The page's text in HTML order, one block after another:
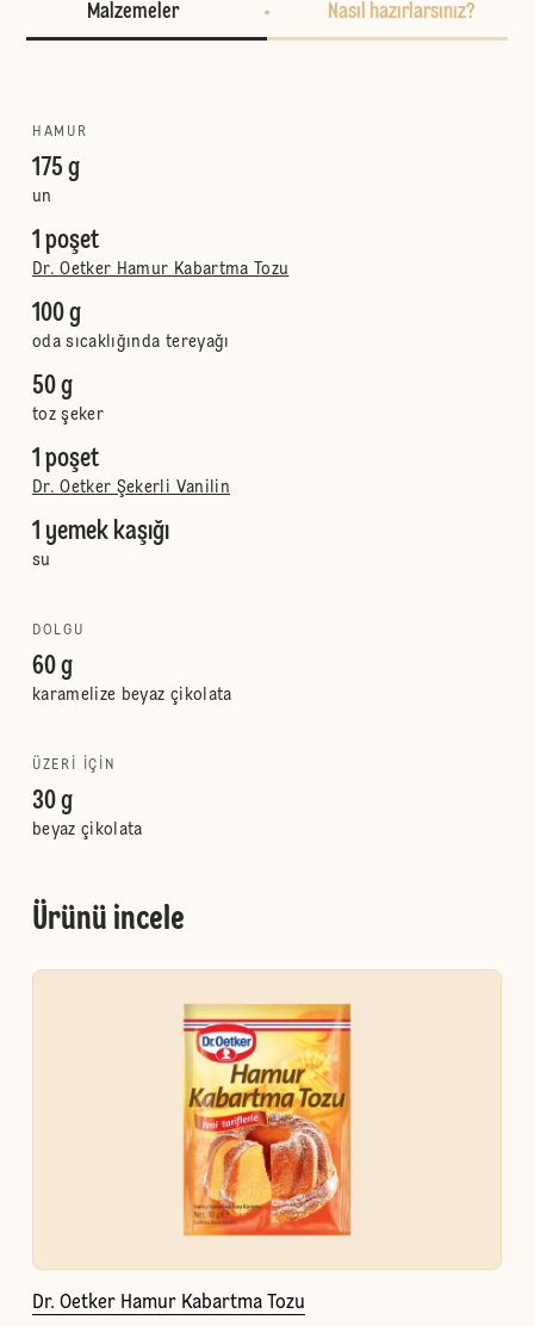
Malzemeler Nasıl hazırlarsınız?
HAMUR
175 g
un
1 poşet
Dr. Oetker Hamur Kabartma Tozu
100 g
oda sıcaklığında tereyağı
50 g
toz şeker
1 poşet
Dr. Oetker Şekerli Vanilin
1 yemek kaşığı
su
DOLGU
60 g
karamelize beyaz çikolata
ÜZERI IÇIN
30 g
beyaz çikolata
Ürünü incele
Dr. Oetker Hamur Kabartma Tozu